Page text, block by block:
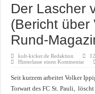
Der Lascher
(Bericht über
Rund-
kult-kicker.de Redaktion
Hinterlasse einen Kommentar
Seit kurzem arbeitet Volker
Torwart des FC St. Pauli,